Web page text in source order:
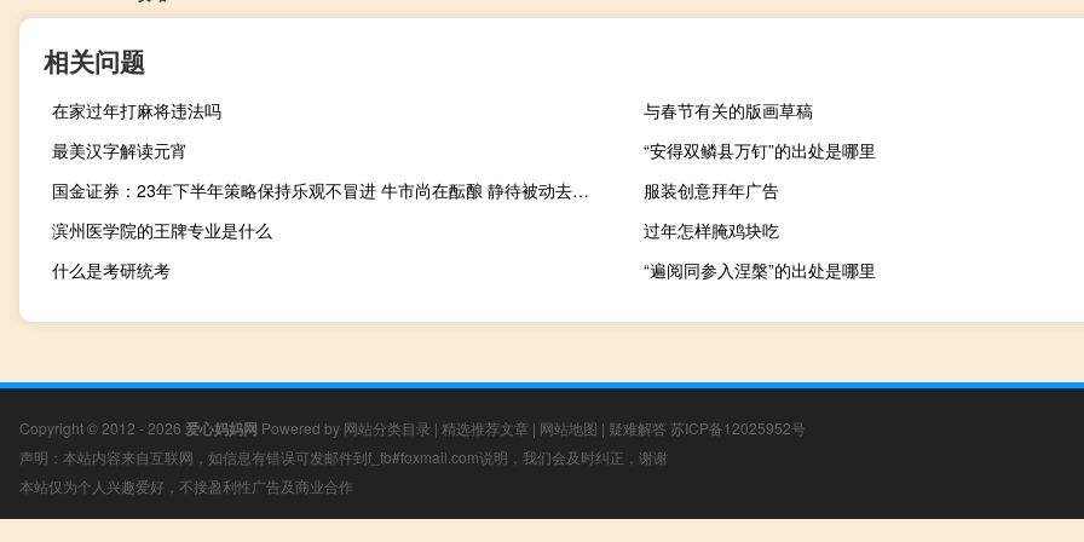
相关问题
在家过年打麻将违法吗
与春节有关的版画草稿
最美汉字解读元宵
“安得双鳞县万钉”的出处是哪里
国金证券：23年下半年策略保持乐观不冒进 牛市尚在酝酿 静待被动去库到来
服装创意拜年广告
滨州医学院的王牌专业是什么
过年怎样腌鸡块吃
什么是考研统考
“遍阅同参入涅槃”的出处是哪里
Copyright © 2012 - 2026 爱心妈妈网 Powered by 网站分类目录 | 精选推荐文章 | 网站地图 | 疑难解答 苏ICP备12025952号
声明：本站内容来自互联网，如信息有错误可发邮件到f_fb#foxmail.com说明，我们会及时纠正，谢谢
本站仅为个人兴趣爱好，不接盈利性广告及商业合作